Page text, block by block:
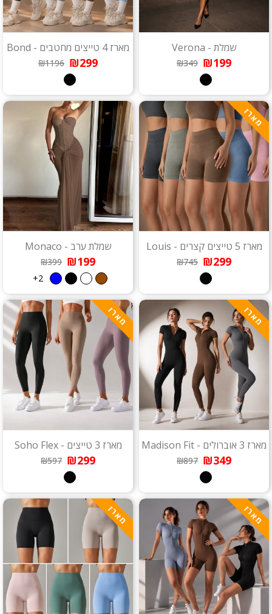
שמלת - Verona
₪199
₪349
מארז 4 טייצים מחטבים - Bond
₪299
₪1196
מארז
מארז 5 טייצים קצרים - Louis
₪299
₪745
שמלת ערב - Monaco
₪199
₪399
2+
מארז
מארז 3 אוברולים - Madison Fit
₪349
₪897
מארז
מארז 3 טייצים - Soho Flex
₪299
₪597
מארז מארז